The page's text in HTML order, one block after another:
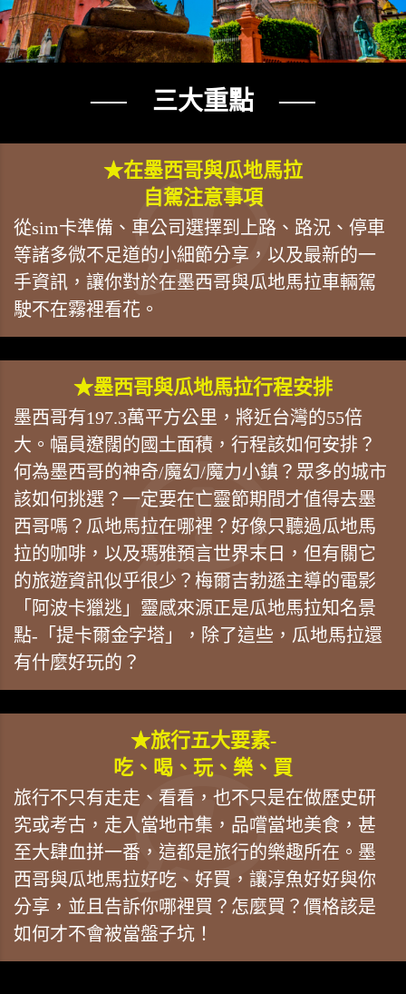
── 三大重點 ──
★在墨西哥與瓜地馬拉
自駕注意事項
從sim卡準備、車公司選擇到上路、路況、停車
等諸多微不足道的小細節分享，以及最新的一
手資訊，讓你對於在墨西哥與瓜地馬拉車輛駕
駛不在霧裡看花。
★墨西哥與瓜地馬拉行程安排
墨西哥有197.3萬平方公里，將近台灣的55倍
大。幅員遼闊的國土面積，行程該如何安排？
何為墨西哥的神奇/魔幻/魔力小鎮？眾多的城市
該如何挑選？一定要在亡靈節期間才值得去墨
西哥嗎？瓜地馬拉在哪裡？好像只聽過瓜地馬
拉的咖啡，以及瑪雅預言世界末日，但有關它
的旅遊資訊似乎很少？梅爾吉勃遜主導的電影
「阿波卡獵逃」靈感來源正是瓜地馬拉知名景
點-「提卡爾金字塔」，除了這些，瓜地馬拉還
有什麼好玩的？
★旅行五大要素-
吃、喝、玩、樂、買
旅行不只有走走、看看，也不只是在做歷史研
究或考古，走入當地市集，品嚐當地美食，甚
至大肆血拼一番，這都是旅行的樂趣所在。墨
西哥與瓜地馬拉好吃、好買，讓淳魚好好與你
分享，並且告訴你哪裡買？怎麼買？價格該是
如何才不會被當盤子坑！